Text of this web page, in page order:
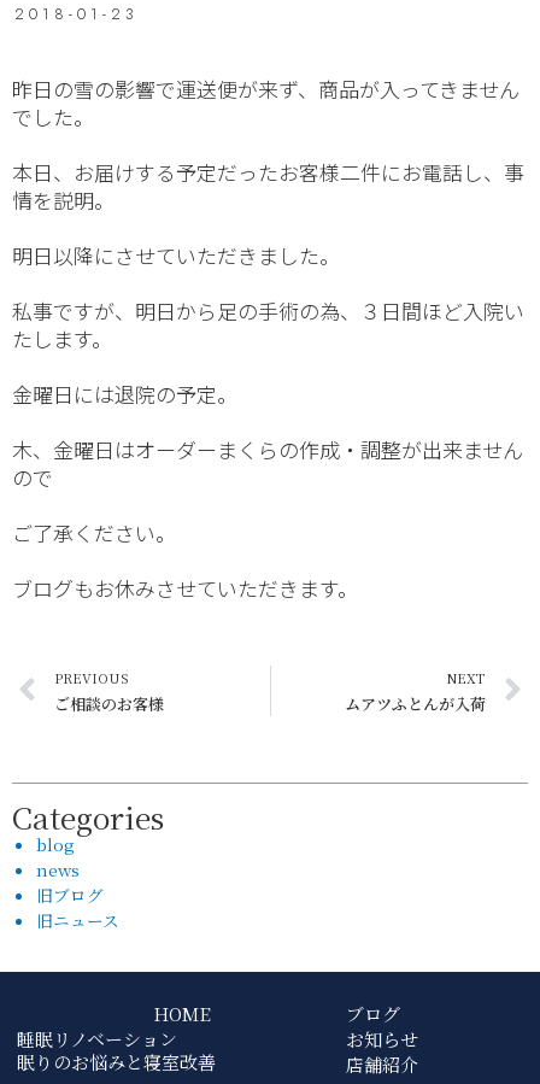
2018-01-23
昨日の雪の影響で運送便が来ず、商品が入ってきません
でした。
本日、お届けする予定だったお客様二件にお電話し、事
情を説明。
明日以降にさせていただきました。
私事ですが、明日から足の手術の為、３日間ほど入院い
たします。
金曜日には退院の予定。
木、金曜日はオーダーまくらの作成・調整が出来ません
ので
ご了承ください。
ブログもお休みさせていただきます。
PREVIOUS
ご相談のお客様
NEXT
ムアツふとんが入荷
Categories
blog
news
旧ブログ
旧ニュース
HOME
睡眠リノベーション
眠りのお悩みと寝室改善
ブログ
お知らせ
店舗紹介